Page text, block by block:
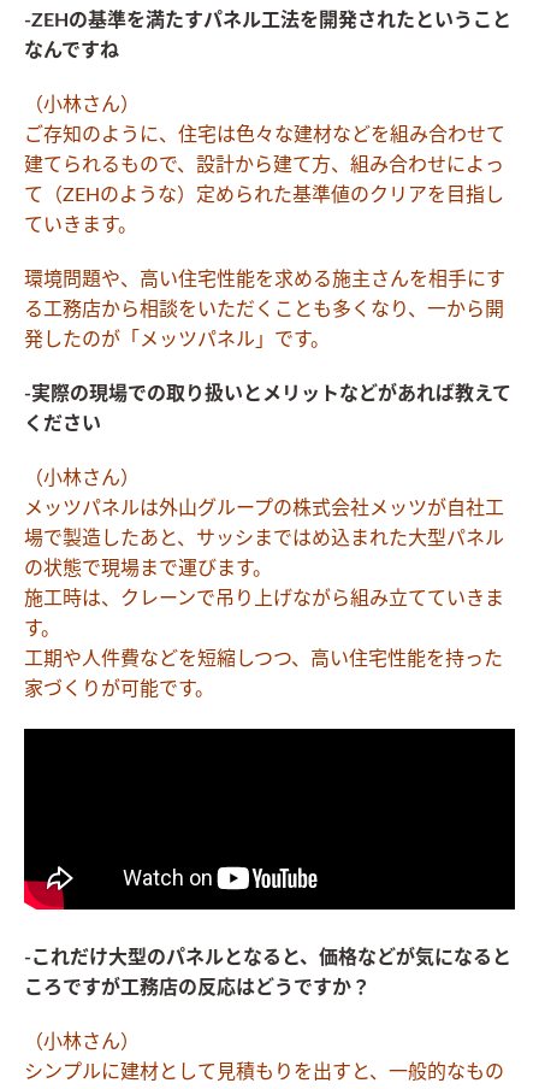
-ZEHの基準を満たすパネル工法を開発されたということ
なんですね
（小林さん）
ご存知のように、住宅は色々な建材などを組み合わせて
建てられるもので、設計から建て方、組み合わせによっ
て（ZEHのような）定められた基準値のクリアを目指し
ていきます。
環境問題や、高い住宅性能を求める施主さんを相手にす
る工務店から相談をいただくことも多くなり、一から開
発したのが「メッツパネル」です。
-実際の現場での取り扱いとメリットなどがあれば教えて
ください
（小林さん）
メッツパネルは外山グループの株式会社メッツが自社工
場で製造したあと、サッシまではめ込まれた大型パネル
の状態で現場まで運びます。
施工時は、クレーンで吊り上げながら組み立てていきま
す。
工期や人件費などを短縮しつつ、高い住宅性能を持った
家づくりが可能です。
-これだけ大型のパネルとなると、価格などが気になると
ころですが工務店の反応はどうですか？
（小林さん）
シンプルに建材として見積もりを出すと、一般的なもの